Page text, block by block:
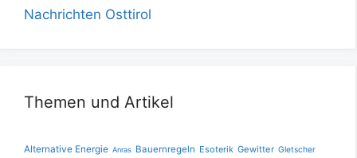
Nachrichten Osttirol
Themen und Artikel
Alternative Energie Anras Bauernregeln Esoterik Gewitter Gletscher